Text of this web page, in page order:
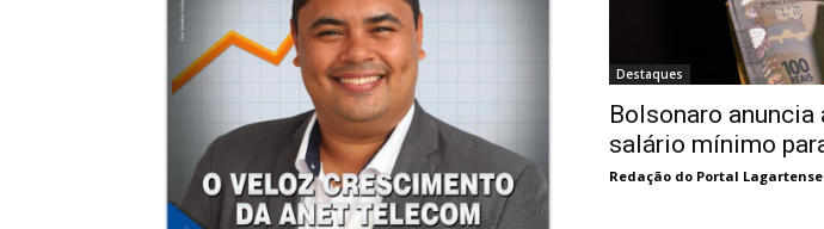
Destaques
Bolsonaro anuncia
salário mínimo
Redação do Portal Lagartense